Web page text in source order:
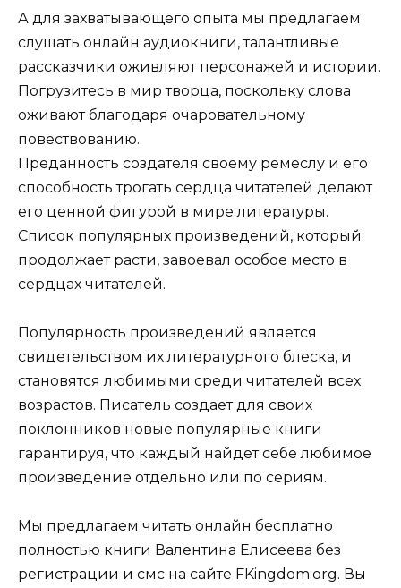
А для захватывающего опыта мы предлагаем
слушать онлайн аудиокниги, талантливые
рассказчики оживляют персонажей и истории.
Погрузитесь в мир творца, поскольку слова
оживают благодаря очаровательному
повествованию.
Преданность создателя своему ремеслу и его
способность трогать сердца читателей делают
его ценной фигурой в мире литературы.
Список популярных произведений, который
продолжает расти, завоевал особое место в
сердцах читателей.
Популярность произведений является
свидетельством их литературного блеска, и
становятся любимыми среди читателей всех
возрастов. Писатель создает для своих
поклонников новые популярные книги
гарантируя, что каждый найдет себе любимое
произведение отдельно или по сериям.
Мы предлагаем читать онлайн бесплатно
полностью книги Валентина Елисеева без
регистрации и смс на сайте FKingdom.org. Вы